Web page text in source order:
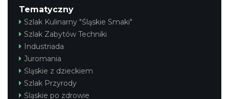
Tematyczny
Szlak Kulinarny "Śląskie Smaki"
Szlak Zabytów Techniki
Industriada
Juromania
Śląskie z dzieckiem
Szlak Przyrody
Śląskie po zdrowie